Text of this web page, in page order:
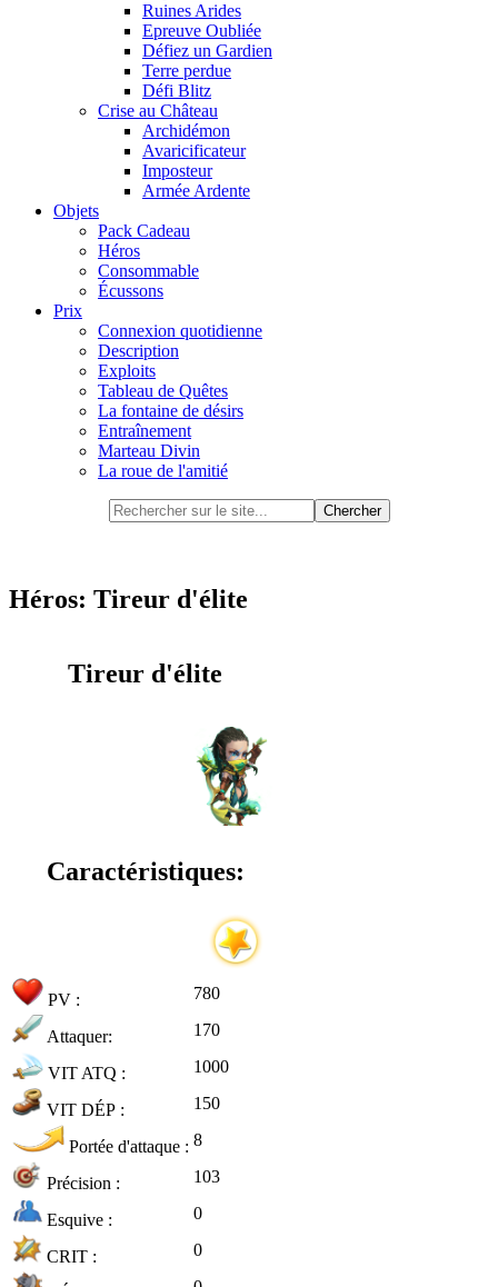
Ruines Arides
Epreuve Oubliée
Défiez un Gardien
Terre perdue
Défi Blitz
Crise au Château
Archidémon
Avaricificateur
Imposteur
Armée Ardente
Objets
Pack Cadeau
Héros
Consommable
Écussons
Prix
Connexion quotidienne
Description
Exploits
Tableau de Quêtes
La fontaine de désirs
Entraînement
Marteau Divin
La roue de l'amitié
Héros: Tireur d'élite
Tireur d'élite
Caractéristiques:
PV : 780
Attaquer: 170
VIT ATQ : 1000
VIT DÉP : 150
Portée d'attaque : 8
Précision : 103
Esquive : 0
CRIT : 0